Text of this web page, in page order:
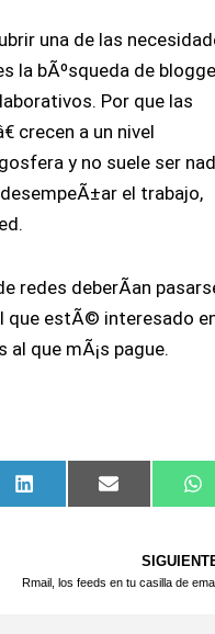
una de las
la bÃºsqueda de
Por que las
crecen a un nivel
y no suele ser
el trabajo,
redes deberÃ­an
que estÃ© interesado
que mÃ¡s pague.
Compartir
en
LinkedIn
Compartir
en
Email
Rmail, los feeds en tu casilla de